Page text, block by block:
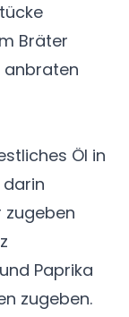
Bräter
anbraten
Öl in
zugeben
Paprika
zugeben.